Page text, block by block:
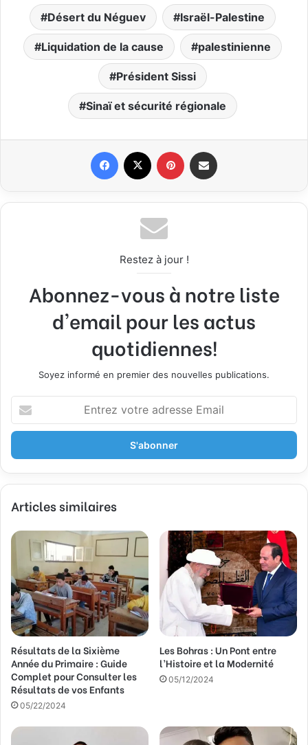
Désert du Néguev Israël-Palestine
Liquidation de la cause palestinienne
Président Sissi
Sinaï et sécurité régionale
Restez à jour !
Abonnez-vous à notre liste
d'email pour les actus
quotidiennes!
Soyez informé en premier des nouvelles publications.
t
e
z
o
r
d
r
e
s
s
e
E
m
a
i
Articles similaires
Résultats de la Sixième
Année du Primaire : Guide
Complet pour Consulter les
Résultats de vos Enfants
05/22/2024
Les Bohras : Un Pont entre
l’Histoire et la Modernité
05/12/2024